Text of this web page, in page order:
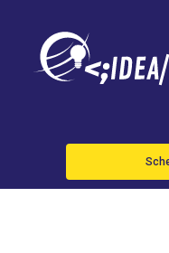
iOS